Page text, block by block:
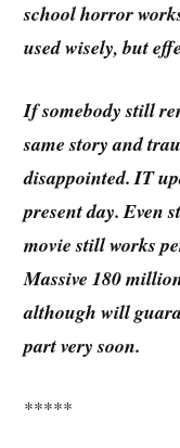
school horror
used wisely, but
If somebody still
same story and
disappointed. IT
present day. Even
movie still works
Massive 180
although will
part very soon.
*****